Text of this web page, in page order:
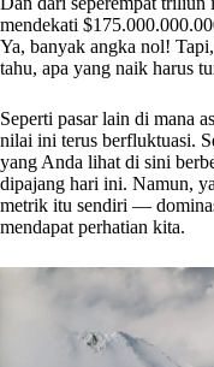
mendekati
Ya, banyak angka nol!
tahu, apa yang naik harus
Seperti pasar lain di mana
nilai ini terus berfluktuasi.
yang Anda lihat di sini
dipajang hari ini. Namun,
metrik itu sendiri —
mendapat perhatian kita.